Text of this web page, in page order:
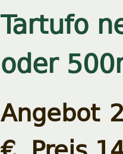
Tartufo
oder
Angebot